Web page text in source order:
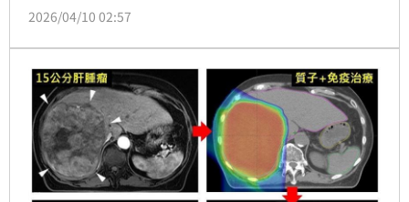
似遭虐，隨即通報相關單位介入。檢警偵訊時，李姓生
成，不過醫院認為，女童傷勢疑為外力造成，檢方因此
依家暴法之妨害幼童發育等罪嫌起訴2人。
2026/04/10 02:57